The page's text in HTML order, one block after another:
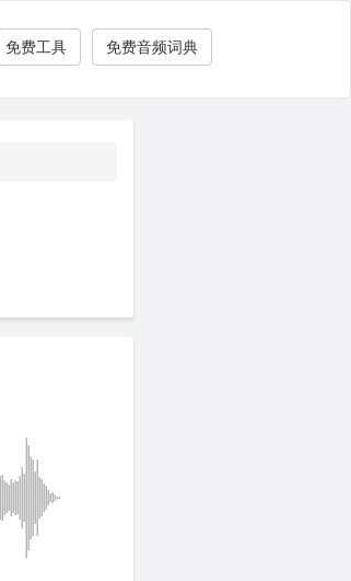
免费音频词典
免费工具